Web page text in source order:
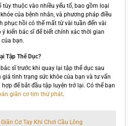
thuộc vào nhiều yếu tố, bao gồm loại
của bệnh nhân, và phương pháp điều
phục hồi có thể mất từ vài tuần đến vài
kiến bác sĩ để biết chính xác thời gian
bạn.
Tập Thể Dục?
sĩ trước khi quay lại tập thể dục sau
giá tình trạng sức khỏe của bạn và tư vấn
để bắt đầu tập luyện trở lại. Có thể bạn
giãn cơ tim thứ phát.
Cơ Tay Khi Chơi Cầu Lông